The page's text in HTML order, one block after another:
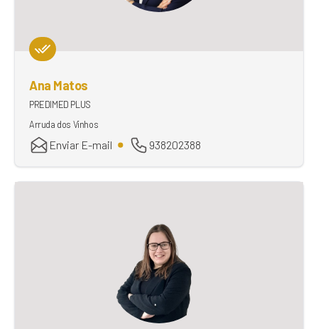
Ana Matos
PREDIMED PLUS
Arruda dos Vinhos
Enviar E-mail 938202388